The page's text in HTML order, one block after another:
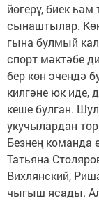
йөгерү, биек һәм
сынаштылар.
гына булмый
спорт мәктәбе
бер көн эчендә
килгәне юк иде,
кеше булган.
укучылардан
Безнең команда
Татьяна
Вихлянский,
чыгыш ясады.